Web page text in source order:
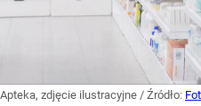
Apteka, zdjęcie ilustracyjne / Źródło: